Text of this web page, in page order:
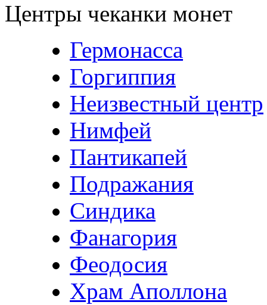
Центры чеканки монет
Гермонасса
Горгиппия
Неизвестный центр
Нимфей
Пантикапей
Подражания
Синдика
Фанагория
Феодосия
Храм Аполлона